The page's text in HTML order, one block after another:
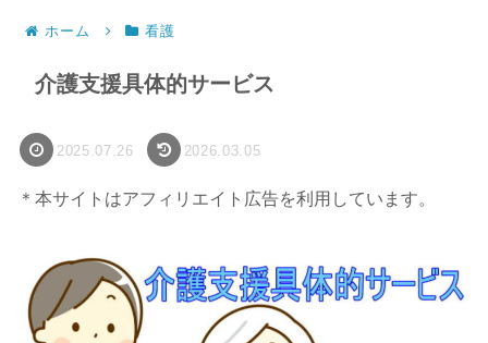
ホーム 看護
介護支援具体的サービス
2025.07.26 2026.03.05
＊本サイトはアフィリエイト広告を利用しています。